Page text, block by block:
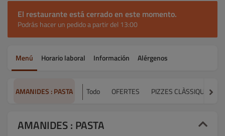
El restaurante está cerrado en este momento.
Podrás hacer un pedido a partir del 13:00
Menú Horario laboral Información Alérgenos
AMANIDES : PASTA Todo OFERTES PIZZES CLÀSSIQUES
AMANIDES : PASTA